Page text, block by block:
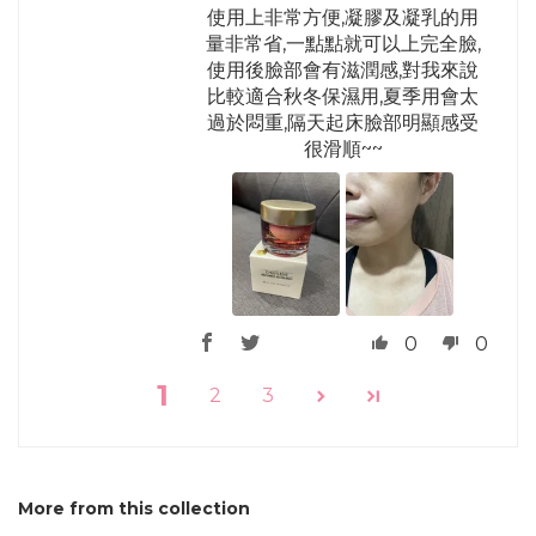
使用上非常方便,凝膠及凝乳的用
量非常省,一點點就可以上完全臉,
使用後臉部會有滋潤感,對我來說
比較適合秋冬保濕用,夏季用會太
過於悶重,隔天起床臉部明顯感受
很滑順~~
0 0
1 2 3
More from this collection